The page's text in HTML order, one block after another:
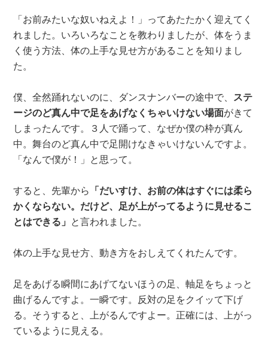
返り、その人となりを紐解く【WEBげんき連載】
わたしが子どもだったころ。
「お前みたいな奴いねえよ！」ってあたたかく迎えてく
れました。いろいろなことを教わりましたが、体をうま
く使う方法、体の上手な見せ方があることを知りまし
た。
僕、全然踊れないのに、ダンスナンバーの途中で、 ステ
ージのど真ん中で足をあげなくちゃいけない場面がきて
しまったんです。３人で踊って、なぜか僕の枠が真ん
中。舞台のど真ん中で足開けなきゃいけないんですよ。
「なんで僕が！」と思って。
すると、先輩から 「だいすけ、お前の体はすぐには柔ら
かくならない。だけど、足が上がってるように見せるこ
とはできる」 と言われました。
体の上手な見せ方、動き方をおしえてくれたんです。
足をあげる瞬間にあげてないほうの足、軸足をちょっと
曲げるんですよ。一瞬です。反対の足をクイッて下げ
る。そうすると、上がるんですよー。正確には、上がっ
ているように見える。